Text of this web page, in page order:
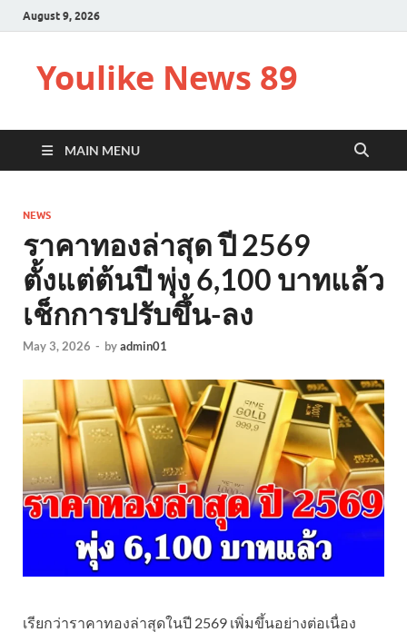
August 9, 2026
Youlike News 89
MAIN MENU
NEWS
ราคาทองล่าสุด ปี 2569
ตั้งแต่ต้นปี พุ่ง 6,100 บาทแล้ว
เช็กการปรับขึ้น-ลง
May 3, 2026 - byadmin01
เรียกว่าราคาทองล่าสุดในปี 2569 เพิ่มขึ้นอย่างต่อเนื่อง